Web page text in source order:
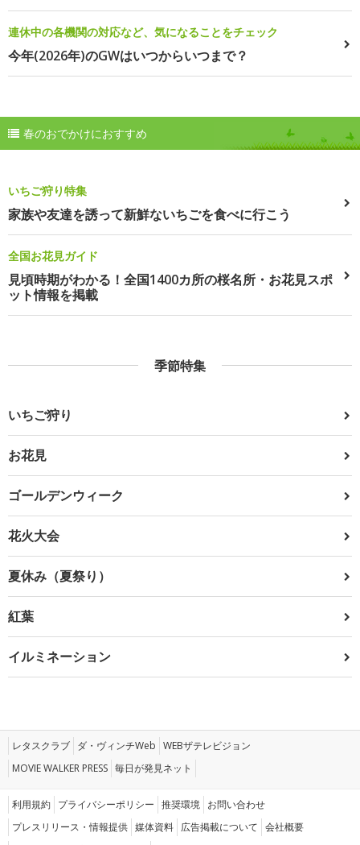
連休中の各機関の対応など、気になることをチェック
今年(2026年)のGWはいつからいつまで？
春のおでかけにおすすめ
いちご狩り特集
家族や友達を誘って新鮮ないちごを食べに行こう
全国お花見ガイド
見頃時期がわかる！全国1400カ所の桜名所・お花見スポ
ット情報を掲載
季節特集
いちご狩り
お花見
ゴールデンウィーク
花火大会
夏休み（夏祭り）
紅葉
イルミネーション
レタスクラブ ダ・ヴィンチWeb WEBザテレビジョン
MOVIE WALKER PRESS 毎日が発見ネット
利用規約 プライバシーポリシー 推奨環境 お問い合わせ
プレスリリース・情報提供 媒体資料 広告掲載について 会社概要